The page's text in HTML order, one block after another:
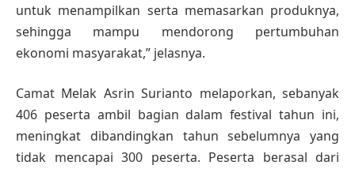
untuk menampilkan serta memasarkan produknya,
sehingga mampu mendorong pertumbuhan
ekonomi masyarakat,” jelasnya.
Camat Melak Asrin Surianto melaporkan, sebanyak
406 peserta ambil bagian dalam festival tahun ini,
meningkat dibandingkan tahun sebelumnya yang
tidak mencapai 300 peserta. Peserta berasal dari